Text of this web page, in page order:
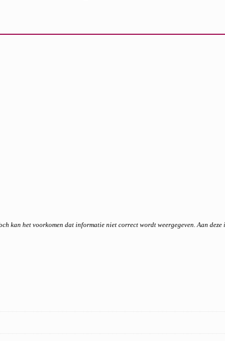
kan het voorkomen dat informatie niet correct wordt weergegeven. Aan